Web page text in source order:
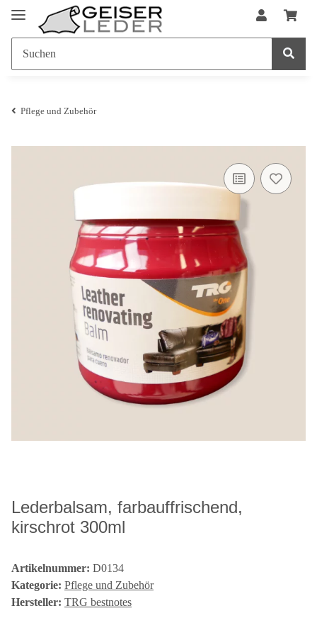
Pflege und Zubehör
Lederbalsam, farbauffrischend,
kirschrot 300ml
Artikelnummer: D0134
Kategorie: Pflege und Zubehör
Hersteller: TRG bestnotes